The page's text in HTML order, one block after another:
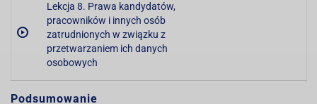
Lekcja 8. Prawa kandydatów,
pracowników i innych osób
zatrudnionych w związku z
przetwarzaniem ich danych
osobowych
Podsumowanie